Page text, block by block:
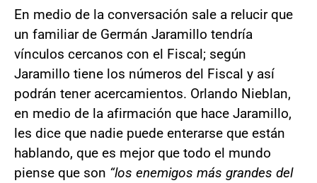
En medio de la conversación sale a relucir que
un familiar de Germán Jaramillo tendría
vínculos cercanos con el Fiscal; según
Jaramillo tiene los números del Fiscal y así
podrán tener acercamientos. Orlando Nieblan,
en medio de la afirmación que hace Jaramillo,
les dice que nadie puede enterarse que están
hablando, que es mejor que todo el mundo
piense que son “los enemigos más grandes del